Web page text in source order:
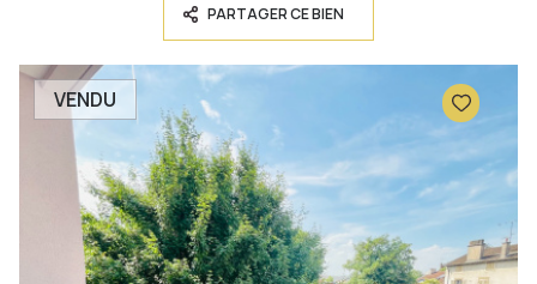
PARTAGER CE BIEN
VENDU